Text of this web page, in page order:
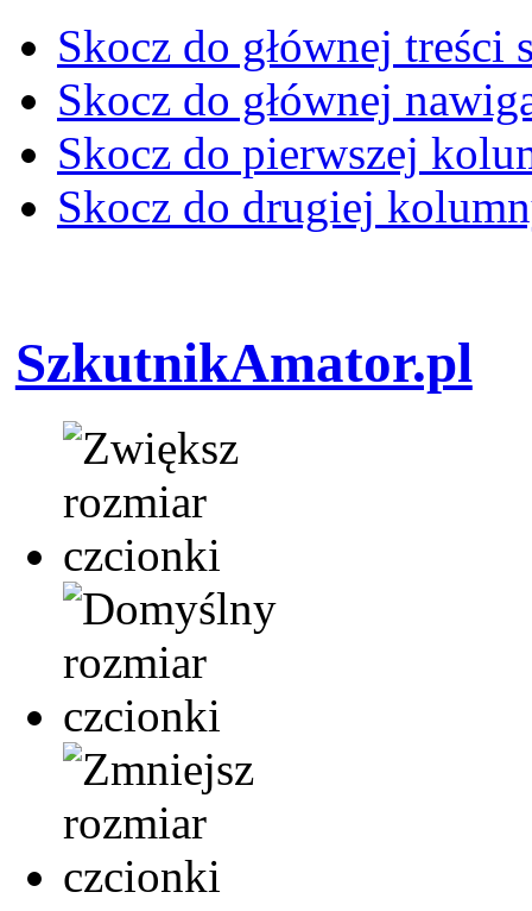
Skocz do głównej treści
Skocz do głównej
Skocz do pierwszej
Skocz do drugiej
SzkutnikAmator.pl